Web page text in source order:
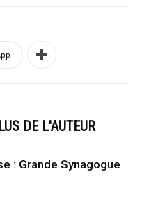
DE L'AUTEUR
: Grande Synagogue